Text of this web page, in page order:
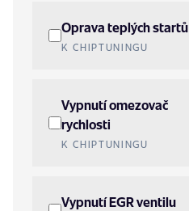
Oprava teplých startů
K CHIPTUNINGU
Vypnutí omezovač
rychlosti
K CHIPTUNINGU
Vypnutí EGR ventilu